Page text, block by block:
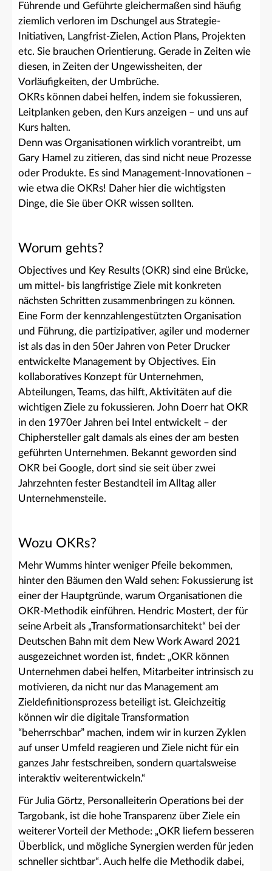
Führende und Geführte gleichermaßen sind häufig
ziemlich verloren im Dschungel aus Strategie-
Initiativen, Langfrist-Zielen, Action Plans, Projekten
etc. Sie brauchen Orientierung. Gerade in Zeiten wie
diesen, in Zeiten der Ungewissheiten, der
Vorläufigkeiten, der Umbrüche.
OKRs können dabei helfen, indem sie fokussieren,
Leitplanken geben, den Kurs anzeigen – und uns auf
Kurs halten.
Denn was Organisationen wirklich vorantreibt, um
Gary Hamel zu zitieren, das sind nicht neue Prozesse
oder Produkte. Es sind Management-Innovationen –
wie etwa die OKRs! Daher hier die wichtigsten
Dinge, die Sie über OKR wissen sollten.
Worum gehts?
Objectives und Key Results (OKR) sind eine Brücke,
um mittel- bis langfristige Ziele mit konkreten
nächsten Schritten zusammenbringen zu können.
Eine Form der kennzahlengestützten Organisation
und Führung, die partizipativer, agiler und moderner
ist als das in den 50er Jahren von Peter Drucker
entwickelte Management by Objectives. Ein
kollaboratives Konzept für Unternehmen,
Abteilungen, Teams, das hilft, Aktivitäten auf die
wichtigen Ziele zu fokussieren. John Doerr hat OKR
in den 1970er Jahren bei Intel entwickelt – der
Chiphersteller galt damals als eines der am besten
geführten Unternehmen. Bekannt geworden sind
OKR bei Google, dort sind sie seit über zwei
Jahrzehnten fester Bestandteil im Alltag aller
Unternehmensteile.
Wozu OKRs?
Mehr Wumms hinter weniger Pfeile bekommen,
hinter den Bäumen den Wald sehen: Fokussierung ist
einer der Hauptgründe, warum Organisationen die
OKR-Methodik einführen. Hendric Mostert, der für
seine Arbeit als „Transformationsarchitekt“ bei der
Deutschen Bahn mit dem New Work Award 2021
ausgezeichnet worden ist, findet: „OKR können
Unternehmen dabei helfen, Mitarbeiter intrinsisch zu
motivieren, da nicht nur das Management am
Zieldefinitionsprozess beteiligt ist. Gleichzeitig
können wir die digitale Transformation
“beherrschbar” machen, indem wir in kurzen Zyklen
auf unser Umfeld reagieren und Ziele nicht für ein
ganzes Jahr festschreiben, sondern quartalsweise
interaktiv weiterentwickeln.“
Für Julia Görtz, Personalleiterin Operations bei der
Targobank, ist die hohe Transparenz über Ziele ein
weiterer Vorteil der Methode: „OKR liefern besseren
Überblick, und mögliche Synergien werden für jeden
schneller sichtbar“. Auch helfe die Methodik dabei,